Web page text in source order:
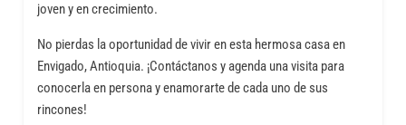
joven y en crecimiento.
No pierdas la oportunidad de vivir en esta hermosa casa en
Envigado, Antioquia. ¡Contáctanos y agenda una visita para
conocerla en persona y enamorarte de cada uno de sus
rincones!